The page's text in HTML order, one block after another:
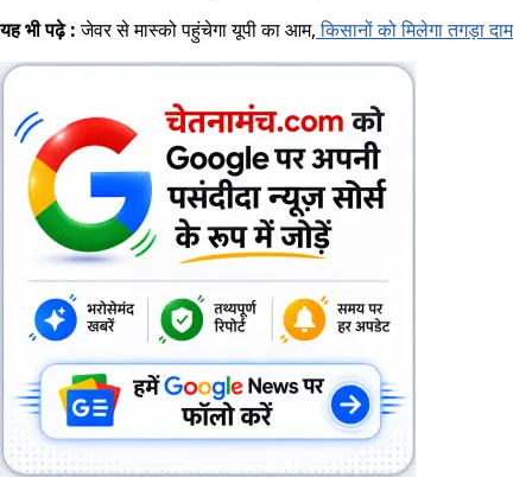
यह भी पढ़े :जेवर से मास्को पहुंचेगा यूपी का आम,किसानों को मिलेगा तगड़ा दाम